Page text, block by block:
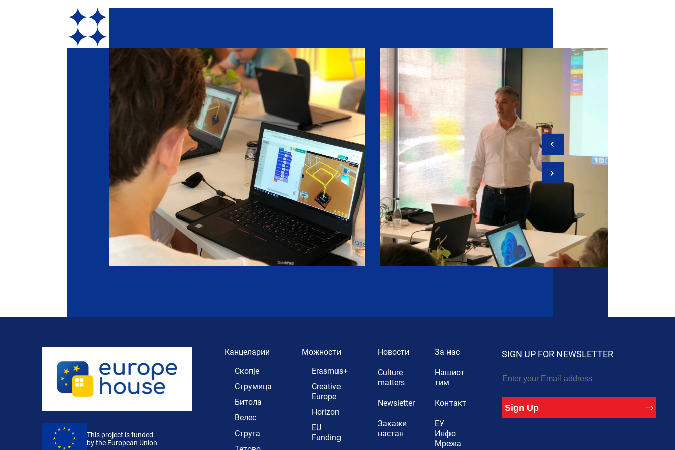
This project is funded
by the European Union
Канцеларии
Скопје
Струмица
Битола
Велес
Струга
Можности
Erasmus+
Creative
Europe
Horizon
EU
Funding
Новости
Culture
matters
Newsletter
Закажи
настан
За нас
Нашиот
тим
Контакт
ЕУ
Инфо
Мрежа
SIGN UP FOR NEWSLETTER
Sign Up